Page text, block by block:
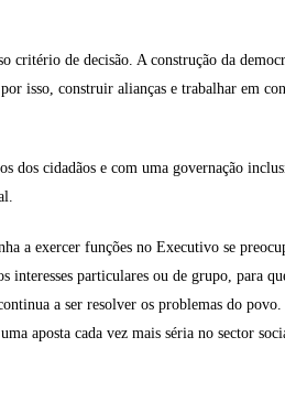
de decisão. A construção da
isso, construir alianças e trabalhar em
dos cidadãos e com uma governação
a exercer funções no Executivo se
particulares ou de grupo, para
a ser resolver os problemas do povo.
aposta cada vez mais séria no sector